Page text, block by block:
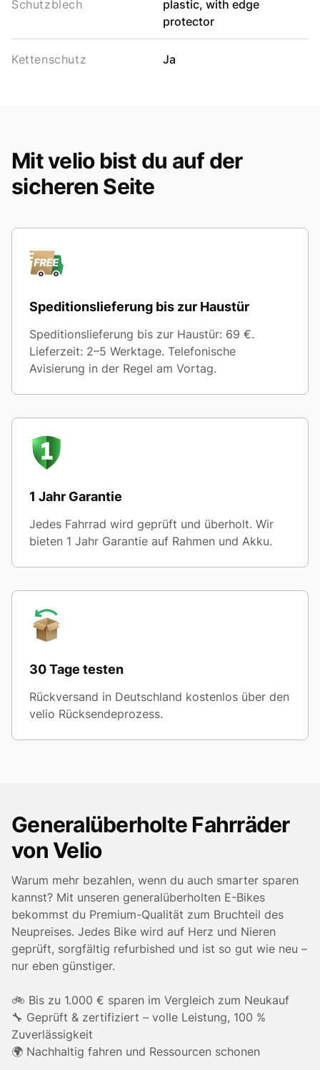
Schutzblech
plastic, with edge
protector
Kettenschutz Ja
Mit velio bist du auf der
sicheren Seite
Speditionslieferung bis zur Haustür
Speditionslieferung bis zur Haustür: 69 €.
Lieferzeit: 2–5 Werktage. Telefonische
Avisierung in der Regel am Vortag.
1 Jahr Garantie
Jedes Fahrrad wird geprüft und überholt. Wir
bieten 1 Jahr Garantie auf Rahmen und Akku.
30 Tage testen
Rückversand in Deutschland kostenlos über den
velio Rücksendeprozess.
Generalüberholte Fahrräder
von Velio
Warum mehr bezahlen, wenn du auch smarter sparen
kannst? Mit unseren generalüberholten E-Bikes
bekommst du Premium-Qualität zum Bruchteil des
Neupreises. Jedes Bike wird auf Herz und Nieren
geprüft, sorgfältig refurbished und ist so gut wie neu –
nur eben günstiger.
🚲 Bis zu 1.000 € sparen im Vergleich zum Neukauf
🔧 Geprüft & zertifiziert – volle Leistung, 100 %
Zuverlässigkeit
🌍 Nachhaltig fahren und Ressourcen schonen